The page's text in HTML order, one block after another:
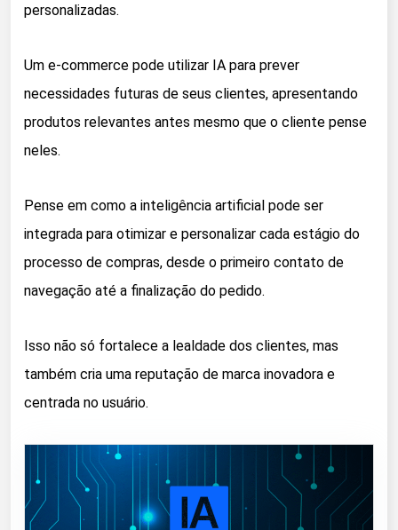
personalizadas.
Um e-commerce pode utilizar IA para prever
necessidades futuras de seus clientes, apresentando
produtos relevantes antes mesmo que o cliente pense
neles.
Pense em como a inteligência artificial pode ser
integrada para otimizar e personalizar cada estágio do
processo de compras, desde o primeiro contato de
navegação até a finalização do pedido.
Isso não só fortalece a lealdade dos clientes, mas
também cria uma reputação de marca inovadora e
centrada no usuário.